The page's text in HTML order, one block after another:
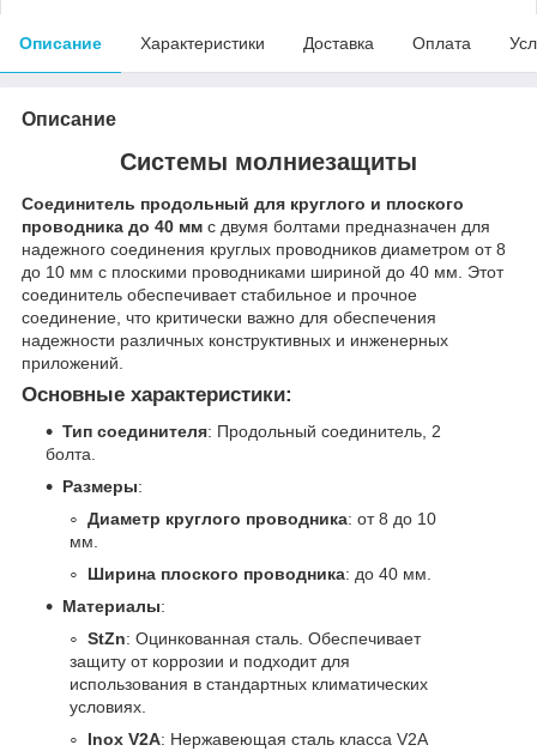
Описание Характеристики Доставка Оплата
Описание
Системы молниезащиты
Соединитель продольный для круглого и плоского
проводника до 40 мм с двумя болтами предназначен для
надежного соединения круглых проводников диаметром от 8
до 10 мм с плоскими проводниками шириной до 40 мм. Этот
соединитель обеспечивает стабильное и прочное
соединение, что критически важно для обеспечения
надежности различных конструктивных и инженерных
приложений.
Основные характеристики:
Тип соединителя: Продольный соединитель, 2
болта.
Размеры:
Диаметр круглого проводника: от 8 до 10
мм.
Ширина плоского проводника: до 40 мм.
Материалы:
StZn: Оцинкованная сталь. Обеспечивает
защиту от коррозии и подходит для
использования в стандартных климатических
условиях.
Inox V2A: Нержавеющая сталь класса V2A